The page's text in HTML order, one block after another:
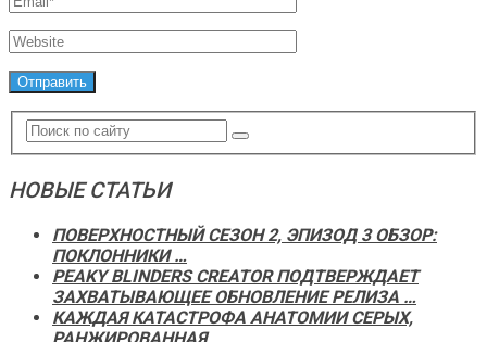
НОВЫЕ СТАТЬИ
ПОВЕРХНОСТНЫЙ СЕЗОН 2, ЭПИЗОД 3 ОБЗОР:
ПОКЛОННИКИ …
PEAKY BLINDERS CREATOR ПОДТВЕРЖДАЕТ
ЗАХВАТЫВАЮЩЕЕ ОБНОВЛЕНИЕ РЕЛИЗА …
КАЖДАЯ КАТАСТРОФА АНАТОМИИ СЕРЫХ,